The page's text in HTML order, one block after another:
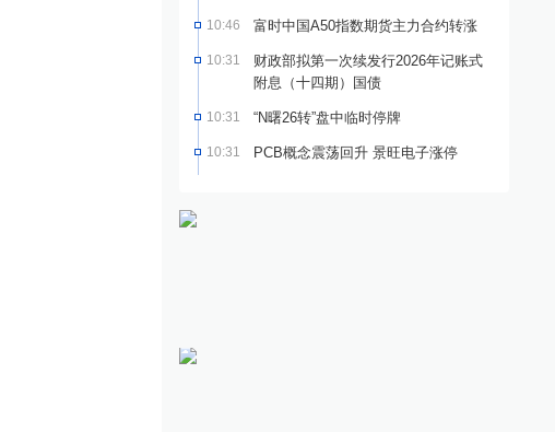
10:46 富时中国A50指数期货主力合约转涨
10:31
财政部拟第一次续发行2026年记账式
附息（十四期）国债
10:31 “N曙26转”盘中临时停牌
10:31 PCB概念震荡回升 景旺电子涨停